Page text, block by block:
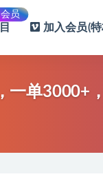
会员
加入会员(
一单3000+